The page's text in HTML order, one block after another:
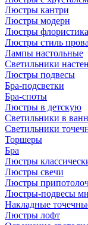
Люстры кантри
Люстры модерн
Люстры флористика
Люстры стиль
Лампы настольные
Светильники
Люстры подвесы
Бра-подсветки
Бра-споты
Люстры в детскую
Светильники в
Светильники
Торшеры
Бра
Люстры
Люстры свечи
Люстры
Люстры-подвесы
Накладные
Люстры лофт